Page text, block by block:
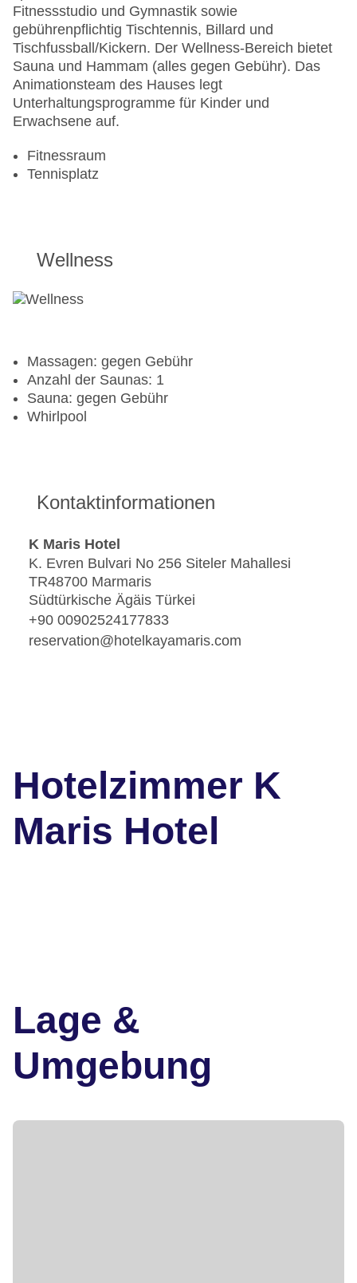
Fitnessstudio und Gymnastik sowie
gebührenpflichtig Tischtennis, Billard und
Tischfussball/Kickern. Der Wellness-Bereich bietet
Sauna und Hammam (alles gegen Gebühr). Das
Animationsteam des Hauses legt
Unterhaltungsprogramme für Kinder und
Erwachsene auf.
Fitnessraum
Tennisplatz
Wellness
Massagen: gegen Gebühr
Anzahl der Saunas: 1
Sauna: gegen Gebühr
Whirlpool
Kontaktinformationen
K Maris Hotel
K. Evren Bulvari No 256 Siteler Mahallesi
TR48700 Marmaris
Südtürkische Ägäis Türkei
+90 00902524177833
reservation@hotelkayamaris.com
Hotelzimmer K
Maris Hotel
Lage &
Umgebung